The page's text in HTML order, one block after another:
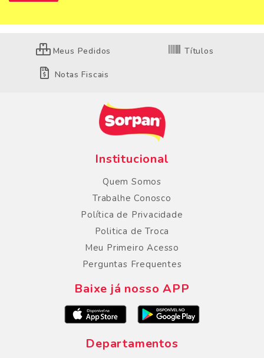
Meus Pedidos Títulos
Notas Fiscais
Institucional
Quem Somos
Trabalhe Conosco
Política de Privacidade
Politica de Troca
Meu Primeiro Acesso
Perguntas Frequentes
Baixe já nosso APP
Departamentos